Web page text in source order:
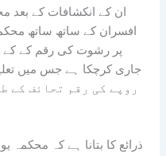
ان کے انکشافات کے بعد
افسران کے ساتھ ساتھ
پر رشوت کی رقم کے کے
روپے کی رقم تحائف کے
ذرائع کا بتانا ہے کہ محکمہ